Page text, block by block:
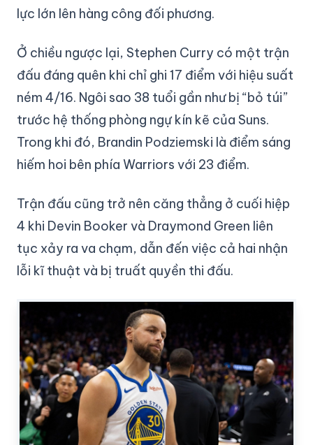
lực lớn lên hàng công đối phương.
Ở chiều ngược lại, Stephen Curry có một trận
đấu đáng quên khi chỉ ghi 17 điểm với hiệu suất
ném 4/16. Ngôi sao 38 tuổi gần như bị “bỏ túi”
trước hệ thống phòng ngự kín kẽ của Suns.
Trong khi đó, Brandin Podziemski là điểm sáng
hiếm hoi bên phía Warriors với 23 điểm.
Trận đấu cũng trở nên căng thẳng ở cuối hiệp
4 khi Devin Booker và Draymond Green liên
tục xảy ra va chạm, dẫn đến việc cả hai nhận
lỗi kĩ thuật và bị truất quyền thi đấu.